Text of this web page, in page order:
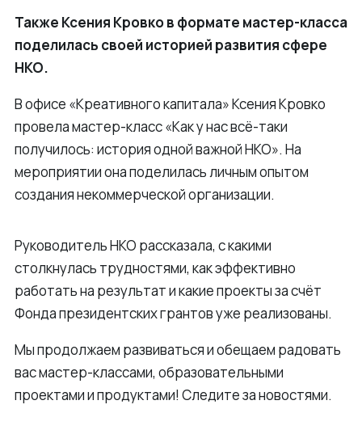
Также Ксения Кровко в формате мастер-класса
поделилась своей историей развития сфере
НКО.
В офисе «Креативного капитала» Ксения Кровко
провела мастер-класс «Как у нас всё-таки
получилось: история одной важной НКО». На
мероприятии она поделилась личным опытом
создания некоммерческой организации.
Руководитель НКО рассказала, с какими
столкнулась трудностями, как эффективно
работать на результат и какие проекты за счёт
Фонда президентских грантов уже реализованы.
Мы продолжаем развиваться и обещаем радовать
вас мастер-классами, образовательными
проектами и продуктами! Следите за новостями.